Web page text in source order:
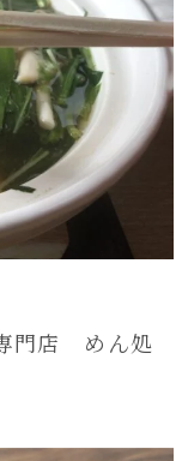
門店 めん処